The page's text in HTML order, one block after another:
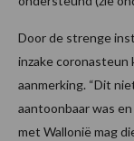
Door de strenge
inzake coronasteun
aanmerking. “Dit
aantoonbaar was
met Wallonië mag